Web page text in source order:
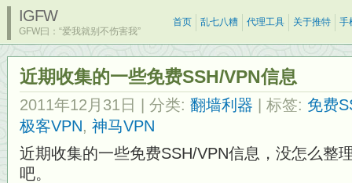
IGFW
GFW曰：“爱我就别不伤害我”
首页 乱七八糟 代理工具 关于推特 手
近期收集的一些免费SSH/VPN信息
2011年12月31日 | 分类: 翻墙利器 | 标签: 免费
极客VPN, 神马VPN
近期收集的一些免费SSH/VPN信息，没怎么整
吧。